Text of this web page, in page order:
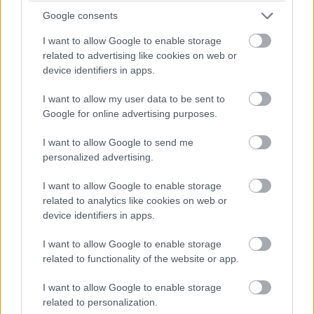
Google consents
I want to allow Google to enable storage
related to advertising like cookies on web or
device identifiers in apps.
I want to allow my user data to be sent to
Google for online advertising purposes.
I want to allow Google to send me
personalized advertising.
I want to allow Google to enable storage
related to analytics like cookies on web or
device identifiers in apps.
I want to allow Google to enable storage
related to functionality of the website or app.
I want to allow Google to enable storage
related to personalization.
Mobil
Ez a chip hajtja majd az idei
zsebpénzbarát mobilokat
| 2023.06.27 17:19
Vajon mikor mondja azt a Sony,
hogy nem csinál többé
mobiltelefont?
PCW.lite | 2023.06.23 14:30
A Snapdragon 7+ Gen 2 a
középkategóriás telefonokkal is
csodát tesz
Hamarosan androidos telefonról
kommunikálni
PCW.lite| 2023.03.11 16:19